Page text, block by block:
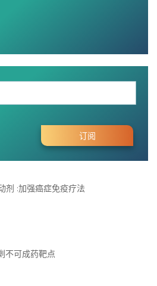
剂 :加强癌症免疫疗法
不可成药靶点